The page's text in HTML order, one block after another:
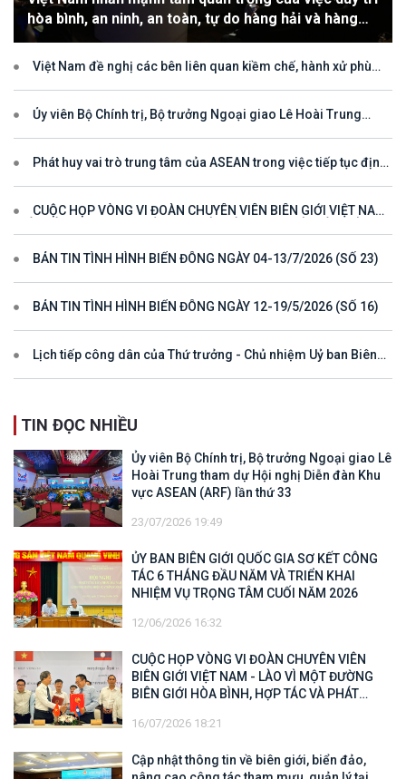
hòa bình, an ninh, an toàn, tự do hàng hải và hàng
không
Việt Nam đề nghị các bên liên quan kiềm chế, hành xử phù
phán đối với vùng đặc quyền kinh tế và thềm lục địa của quốc gia
ven biển
Ủy viên Bộ Chính trị, Bộ trưởng Ngoại giao Lê Hoài Trung
Phát huy vai trò trung tâm của ASEAN trong việc tiếp tục định
CUỘC HỌP VÒNG VI ĐOÀN CHUYÊN VIÊN BIÊN GIỚI VIỆT NAM
TRIỂN
BẢN TIN TÌNH HÌNH BIỂN ĐÔNG NGÀY 04-13/7/2026 (SỐ 23)
BẢN TIN TÌNH HÌNH BIỂN ĐÔNG NGÀY 12-19/5/2026 (SỐ 16)
Lịch tiếp công dân của Thứ trưởng - Chủ nhiệm Uỷ ban Biên
TIN ĐỌC NHIỀU
Ủy viên Bộ Chính trị, Bộ trưởng Ngoại giao Lê
Hoài Trung tham dự Hội nghị Diễn đàn Khu
vực ASEAN (ARF) lần thứ 33
23/07/2026 19:49
ỦY BAN BIÊN GIỚI QUỐC GIA SƠ KẾT CÔNG
TÁC 6 THÁNG ĐẦU NĂM VÀ TRIỂN KHAI
NHIỆM VỤ TRỌNG TÂM CUỐI NĂM 2026
12/06/2026 16:32
CUỘC HỌP VÒNG VI ĐOÀN CHUYÊN VIÊN
BIÊN GIỚI VIỆT NAM - LÀO VÌ MỘT ĐƯỜNG
BIÊN GIỚI HÒA BÌNH, HỢP TÁC VÀ PHÁT
16/07/2026 18:21
Cập nhật thông tin về biên giới, biển đảo,